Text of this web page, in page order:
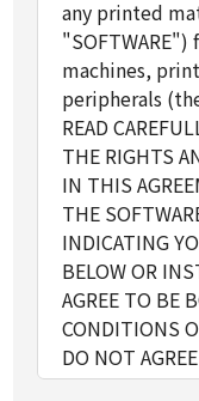
any printed
machines,
peripherals
READ
THE RIGHTS
IN THIS
THE
INDICATING
BELOW OR
AGREE TO BE
CONDITIONS
DO NOT
AND